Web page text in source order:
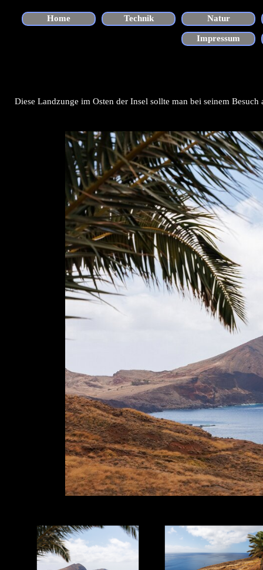
Home Technik ▼
Natur
Impressum
Diese Landzunge im Osten der Insel sollte man bei seinem